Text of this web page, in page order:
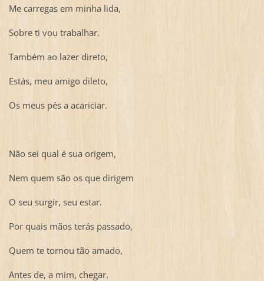
Me carregas em minha lida,
Sobre ti vou trabalhar.
Também ao lazer direto,
Estás, meu amigo dileto,
Os meus pés a acariciar.
Não sei qual é sua origem,
Nem quem são os que dirigem
O seu surgir, seu estar.
Por quais mãos terás passado,
Quem te tornou tão amado,
Antes de, a mim, chegar.